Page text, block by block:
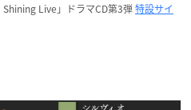
Live」ドラマCD第3弾特設サイ